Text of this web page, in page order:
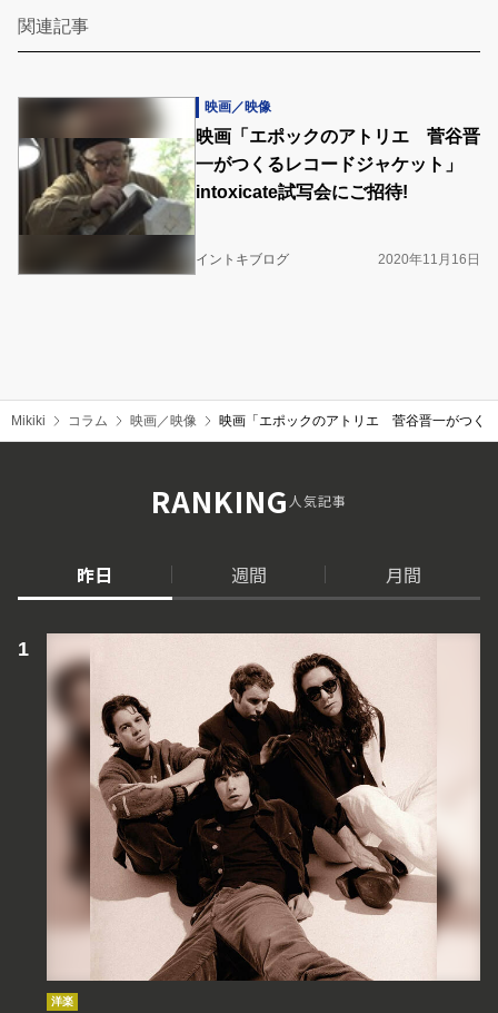
関連記事
映画／映像
映画「エポックのアトリエ 菅谷晋
一がつくるレコードジャケット」
intoxicate試写会にご招待!
イントキブログ 2020年11月16日
Mikiki コラム 映画／映像 映画「エポックのアトリエ 菅谷晋一がつく
RANKING人気記事
昨日 週間 月間
洋楽